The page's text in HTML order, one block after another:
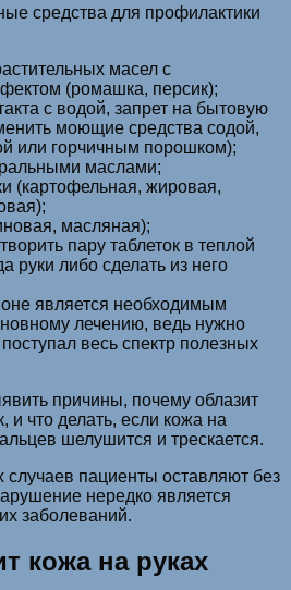
средства для профилактики
масел с
(ромашка, персик);
с водой, запрет на бытовую
моющие средства содой,
или горчичным порошком);
маслами;
(картофельная, жировая,
масляная);
пару таблеток в теплой
руки либо сделать из него
является необходимым
лечению, ведь нужно
весь спектр полезных
причины, почему облазит
и что делать, если кожа на
шелушится и трескается.
случаев пациенты оставляют без
нередко является
заболеваний.
кожа на руках